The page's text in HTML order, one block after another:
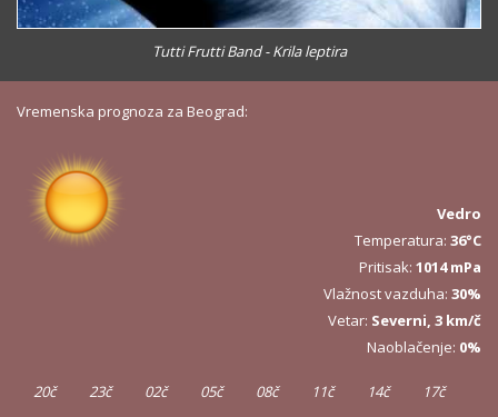
Tutti Frutti Band - Krila leptira
Vremenska prognoza za Beograd:
Vedro
Temperatura: 36°C
Pritisak: 1014 mPa
Vlažnost vazduha: 30%
Vetar: Severni, 3 km/č
Naoblačenje: 0%
20č 23č 02č 05č 08č 11č 14č 17č